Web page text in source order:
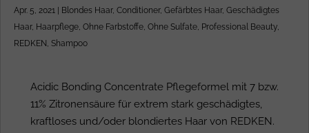
Apr. 5, 2021 Blondes Haar, Conditioner, Gefärbtes Haar, Geschädigtes
Haar, Haarpflege, Ohne Farbstoffe, Ohne Sulfate, Professional Beauty,
REDKEN, Shampoo
Acidic Bonding Concentrate Pflegeformel mit 7 bzw.
11% Zitronensäure für extrem stark geschädigtes,
kraftloses und/oder blondiertes Haar von REDKEN.